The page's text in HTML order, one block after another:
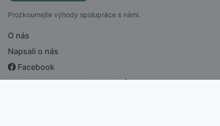
Prozkoumejte výhody spolupráce s námi.
O nás
Napsali o nás
Facebook
Zásady ochrany osobních údajů